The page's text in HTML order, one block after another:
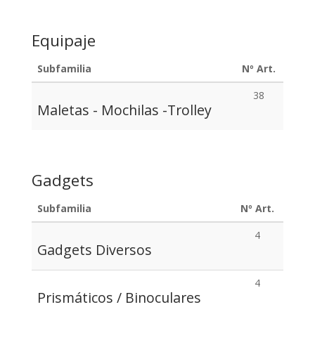
Equipaje
Subfamilia Nº Art.
Maletas - Mochilas -Trolley
38
Gadgets
Subfamilia Nº Art.
Gadgets Diversos
4
Prismáticos / Binoculares
4